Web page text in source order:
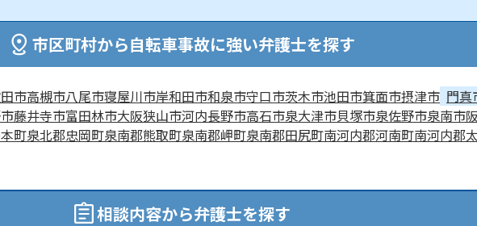
市区町村から自転車事故に強い弁護士を探す
市高槻市八尾市寝屋川市岸和田市和泉市守口市茨木市池田市箕面市摂津市 門真
藤井寺市富田林市大阪狭山市河内長野市高石市泉大津市貝塚市泉佐野市泉南市
町泉北郡忠岡町泉南郡熊取町泉南郡岬町泉南郡田尻町南河内郡河南町南河内郡
相談内容から弁護士を探す